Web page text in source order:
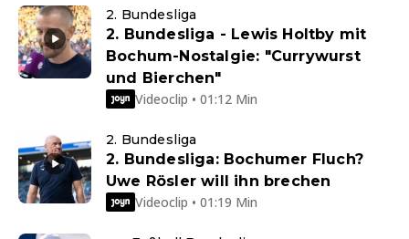
2. Bundesliga
2. Bundesliga - Lewis Holtby mit
Bochum-Nostalgie: "Currywurst
und Bierchen"
Videoclip • 01:12 Min
2. Bundesliga
2. Bundesliga: Bochumer Fluch?
Uwe Rösler will ihn brechen
Videoclip • 01:19 Min